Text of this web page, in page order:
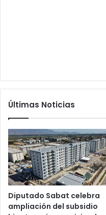
Últimas Noticias
Diputado Sabat celebra
ampliación del subsidio